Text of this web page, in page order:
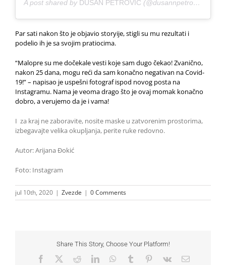
A post shared by DUSAN PETROVIC (@dusannpetrovic) on
Par sati nakon što je objavio storyije, stigli su mu rezultati i
podelio ih je sa svojim pratiocima.
“Malopre su me dočekale vesti koje sam dugo čekao! Zvanično,
nakon 25 dana, mogu reći da sam konačno negativan na Covid-
19!” – napisao je uspešni fotograf ispod novog posta na
Instagramu. Nama je veoma drago što je ovaj momak konačno
dobro, a verujemo da je i vama!
I za kraj ne zaboravite, nosite maske u zatvorenim prostorima,
izbegavajte velika okupljanja, perite ruke redovno.
Autor: Arijana Đokić
Foto: Instagram
jul 10th, 2020 | Zvezde | 0 Comments
Share This Story, Choose Your Platform!
Facebook RedditLinkedInWhatsApp
Tumblr Pinterest
Vk Email